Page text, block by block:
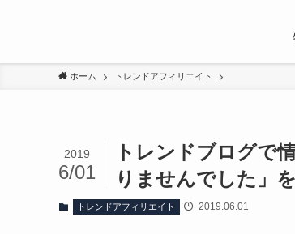
ホーム トレンドアフィリエイト
トレンドブログで
りませんでした」
2019
6/01
トレンドアフィリエイト 2019.06.01